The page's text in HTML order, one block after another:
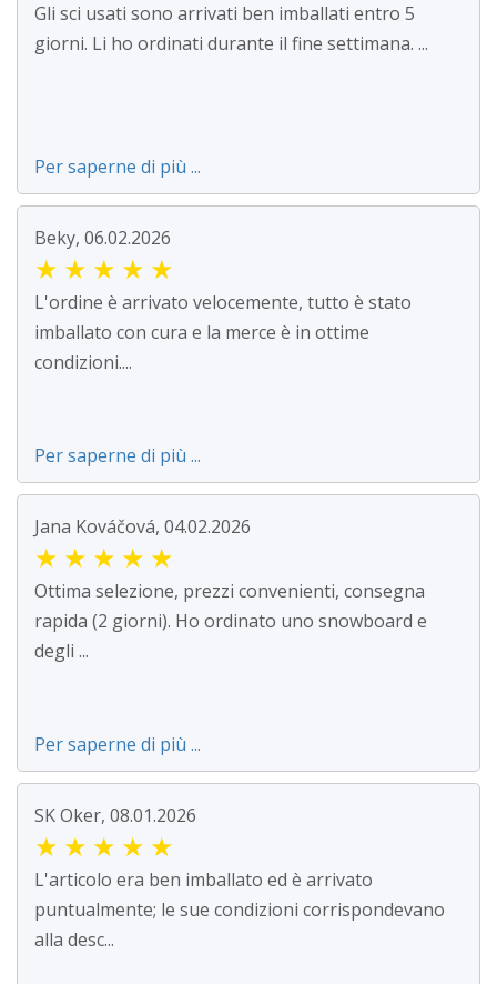
Gli sci usati sono arrivati ben imballati entro 5
giorni. Li ho ordinati durante il fine settimana. ...
Per saperne di più ...
Beky, 06.02.2026
★ ★ ★ ★ ★
L'ordine è arrivato velocemente, tutto è stato
imballato con cura e la merce è in ottime
condizioni....
Per saperne di più ...
Jana Kováčová, 04.02.2026
★ ★ ★ ★ ★
Ottima selezione, prezzi convenienti, consegna
rapida (2 giorni). Ho ordinato uno snowboard e
degli ...
Per saperne di più ...
SK Oker, 08.01.2026
★ ★ ★ ★ ★
L'articolo era ben imballato ed è arrivato
puntualmente; le sue condizioni corrispondevano
alla desc...